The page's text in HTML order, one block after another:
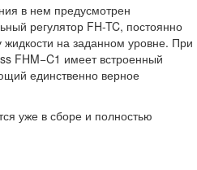
в нем предусмотрен
регулятор FH-TC, постоянно
на заданном уровне. При
FHM−C1 имеет встроенный
единственно верное
уже в сборе и полностью